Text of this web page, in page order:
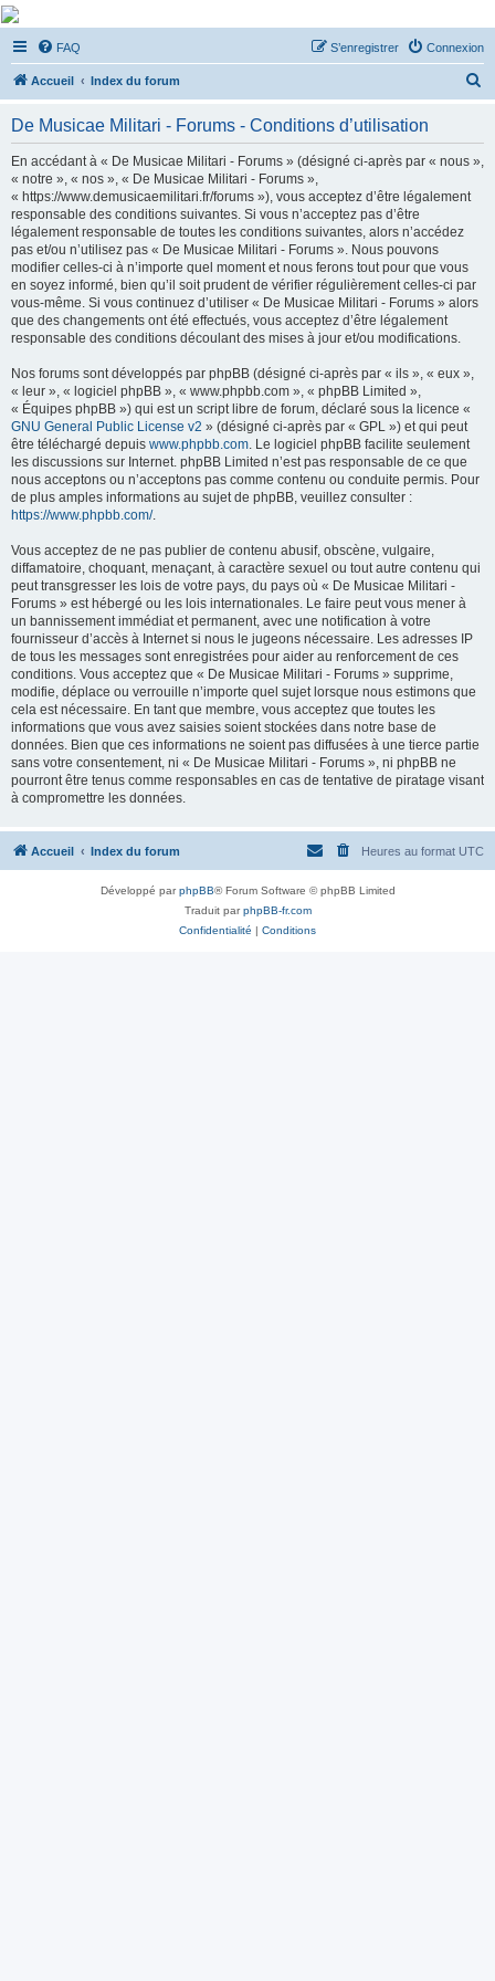
De Musicae Militari -
Forums
Forums de discussions
FAQ Connexion
S’enregistrer
Accueil Index du forum
De Musicae Militari - Forums - Conditions d’utilisation
En accédant à « De Musicae Militari - Forums » (désigné ci-après par « nous »,
« notre », « nos », « De Musicae Militari - Forums »,
« https://www.demusicaemilitari.fr/forums »), vous acceptez d’être légalement
responsable des conditions suivantes. Si vous n’acceptez pas d’être
légalement responsable de toutes les conditions suivantes, alors n’accédez
pas et/ou n’utilisez pas « De Musicae Militari - Forums ». Nous pouvons
modifier celles-ci à n’importe quel moment et nous ferons tout pour que vous
en soyez informé, bien qu’il soit prudent de vérifier régulièrement celles-ci par
vous-même. Si vous continuez d’utiliser « De Musicae Militari - Forums » alors
que des changements ont été effectués, vous acceptez d’être légalement
responsable des conditions découlant des mises à jour et/ou modifications.
Nos forums sont développés par phpBB (désigné ci-après par « ils », « eux »,
« leur », « logiciel phpBB », « www.phpbb.com », « phpBB Limited »,
« Équipes phpBB ») qui est un script libre de forum, déclaré sous la licence «
GNU General Public License v2 » (désigné ci-après par « GPL ») et qui peut
être téléchargé depuis www.phpbb.com. Le logiciel phpBB facilite seulement
les discussions sur Internet. phpBB Limited n’est pas responsable de ce que
nous acceptons ou n’acceptons pas comme contenu ou conduite permis. Pour
de plus amples informations au sujet de phpBB, veuillez consulter :
https://www.phpbb.com/.
Vous acceptez de ne pas publier de contenu abusif, obscène, vulgaire,
diffamatoire, choquant, menaçant, à caractère sexuel ou tout autre contenu qui
peut transgresser les lois de votre pays, du pays où « De Musicae Militari -
Forums » est hébergé ou les lois internationales. Le faire peut vous mener à
un bannissement immédiat et permanent, avec une notification à votre
fournisseur d’accès à Internet si nous le jugeons nécessaire. Les adresses IP
de tous les messages sont enregistrées pour aider au renforcement de ces
conditions. Vous acceptez que « De Musicae Militari - Forums » supprime,
modifie, déplace ou verrouille n’importe quel sujet lorsque nous estimons que
cela est nécessaire. En tant que membre, vous acceptez que toutes les
informations que vous avez saisies soient stockées dans notre base de
données. Bien que ces informations ne soient pas diffusées à une tierce partie
sans votre consentement, ni « De Musicae Militari - Forums », ni phpBB ne
pourront être tenus comme responsables en cas de tentative de piratage visant
à compromettre les données.
Accueil Index du forum Heures au format UTC
Développé parphpBB® Forum Software © phpBB Limited
Traduit parphpBB-fr.com
Confidentialité | Conditions